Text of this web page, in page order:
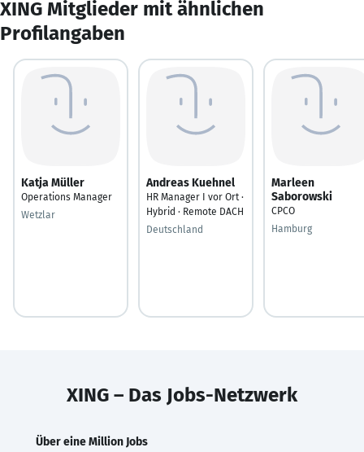
XING Mitglieder mit ähnlichen
Profilangaben
Katja Müller
Operations Manager
Wetzlar
Andreas Kuehnel
HR Manager I vor Ort ·
Hybrid · Remote DACH
Deutschland
Marleen
Saborowski
CPCO
Hamburg
XING – Das Jobs-Netzwerk
Über eine Million Jobs